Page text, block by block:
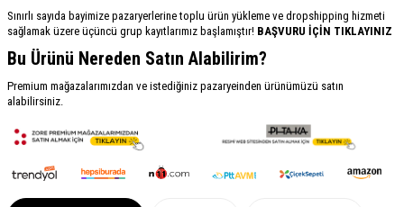
Sınırlı sayıda bayimize pazaryerlerine toplu ürün yükleme ve dropshipping hizmeti
sağlamak üzere üçüncü grup kayıtlarımız başlamıştır! BAŞVURU İÇİN TIKLAYINIZ
Bu Ürünü Nereden Satın Alabilirim?
Premium mağazalarımızdan ve istediğiniz pazaryeinden ürünümüzü satın
alabilirsiniz.